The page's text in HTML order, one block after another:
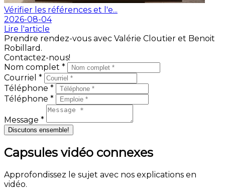
Vérifier les références et l'e...
2026-08-04
Lire l'article
Prendre rendez-vous avec Valérie Cloutier et Benoit
Robillard.
Contactez-nous!
Nom complet *
Courriel *
Téléphone *
Téléphone *
Message *
Discutons ensemble!
Capsules vidéo connexes
Approfondissez le sujet avec nos explications en
vidéo.